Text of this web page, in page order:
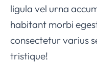
ligula vel urna
habitant morbi
consectetur varius
tristique!